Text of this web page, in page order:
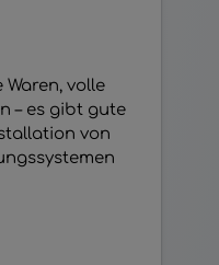
volle
– es gibt gute
von